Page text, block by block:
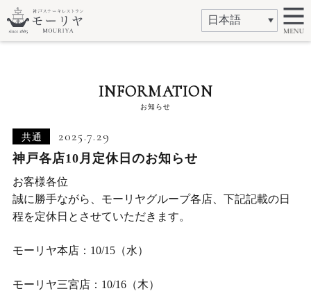
INFORMATION
お知らせ
共通 2025.7.29
神戸各店10月定休日のお知らせ
お客様各位
誠に勝手ながら、モーリヤグループ各店、下記記載の日
程を定休日とさせていただきます。
モーリヤ本店：10/15（水）
モーリヤ三宮店：10/16（木）